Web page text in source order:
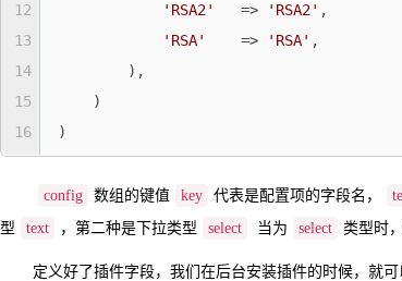
'RSA2'
   =>
'RSA2' ,
'RSA'
    =>
'RSA' ,
        ),
    )
)
12
13
14
15
16
config 数组的键值 key 代表是配置项的字段名，
型
text ，第二种是下拉类型 select 当为 select 类型时
定义好了插件字段，我们在后台安装插件的时候，就